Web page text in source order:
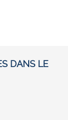
DANS LE